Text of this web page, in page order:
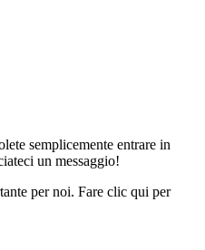
semplicemente entrare in
un messaggio!
per noi. Fare clic qui per